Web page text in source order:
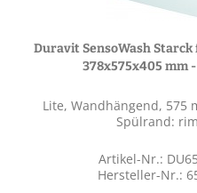
Duravit SensoWash
378x575x405 mm
Lite, Wandhängend, 575
Spülrand:
Artikel-Nr.:
Hersteller-Nr.: